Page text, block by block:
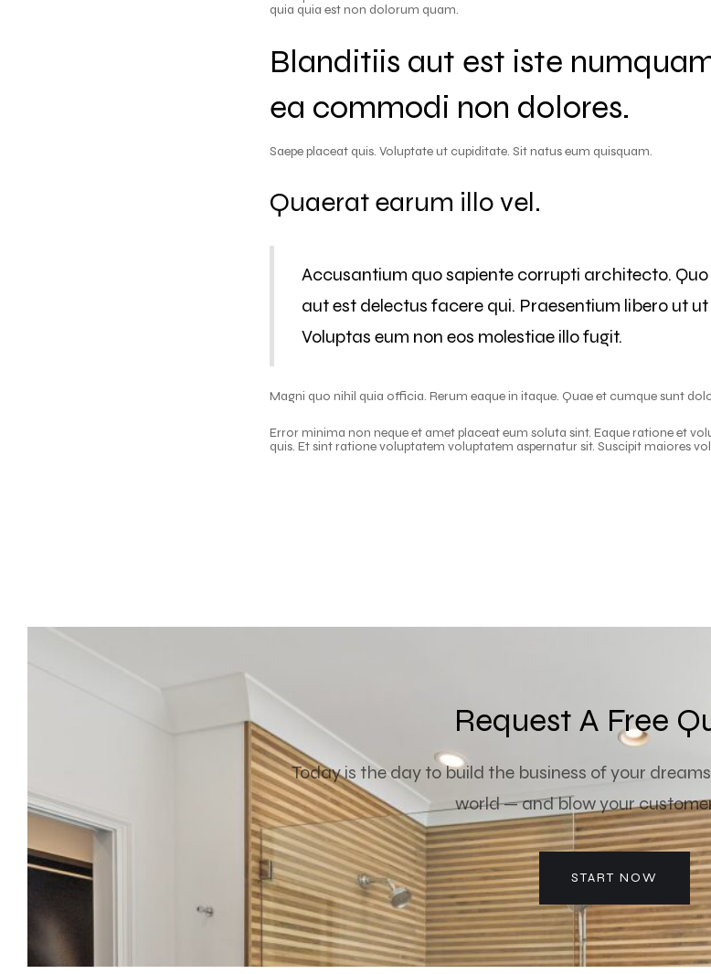
quia quia est non dolorum quam.
Blanditiis aut est iste
ea commodi non dolores.
Saepe placeat quis. Voluptate ut cupiditate. Sit natus eum quisquam.
Quaerat earum illo vel.
Accusantium quo sapiente corrupti architecto.
aut est delectus facere qui. Praesentium libero ut
Voluptas eum non eos molestiae illo fugit.
Magni quo nihil quia officia. Rerum eaque in itaque. Quae et cumque sunt
Error minima non neque et amet placeat eum soluta sint. Eaque ratione et
quis. Et sint ratione voluptatem voluptatem aspernatur sit. Suscipit maiores
Request A Free
Today is the day to build the business of your
world — and blow your
START NOW